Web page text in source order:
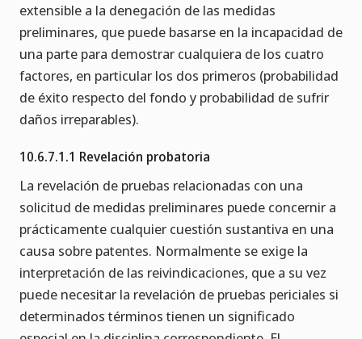
extensible a la denegación de las medidas
preliminares, que puede basarse en la incapacidad de
una parte para demostrar cualquiera de los cuatro
factores, en particular los dos primeros (probabilidad
de éxito respecto del fondo y probabilidad de sufrir
daños irreparables).
10.6.7.1.1 Revelación probatoria
La revelación de pruebas relacionadas con una
solicitud de medidas preliminares puede concernir a
prácticamente cualquier cuestión sustantiva en una
causa sobre patentes. Normalmente se exige la
interpretación de las reivindicaciones, que a su vez
puede necesitar la revelación de pruebas periciales si
determinados términos tienen un significado